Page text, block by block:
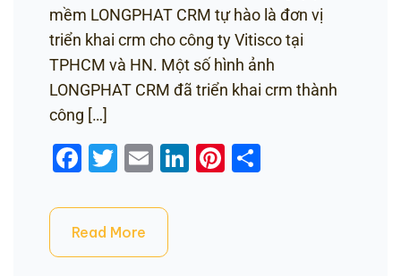
mềm LONGPHAT CRM tự hào là đơn vị
triển khai crm cho công ty Vitisco tại
TPHCM và HN. Một số hình ảnh
LONGPHAT CRM đã triển khai crm thành
công […]
Facebook
Twitter
EmailLinkedIn
Pinterest
Read More